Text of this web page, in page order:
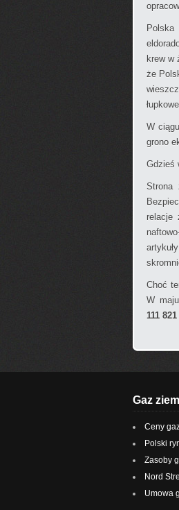
Polska
krew w
że
W
grono
Gdzieś
Strona
relacje
Choć
W
111
Gaz
Ceny
Polski
Zasoby
Nord
Umowa